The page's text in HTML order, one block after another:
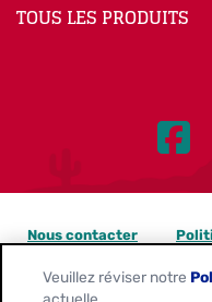
TOUS LES PRODUITS
Nous contacter
Avis sur les témoins
Veuillez réviser notre